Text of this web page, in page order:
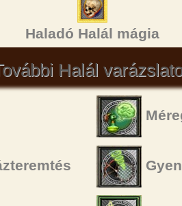
Haladó Halál mágia
Halál